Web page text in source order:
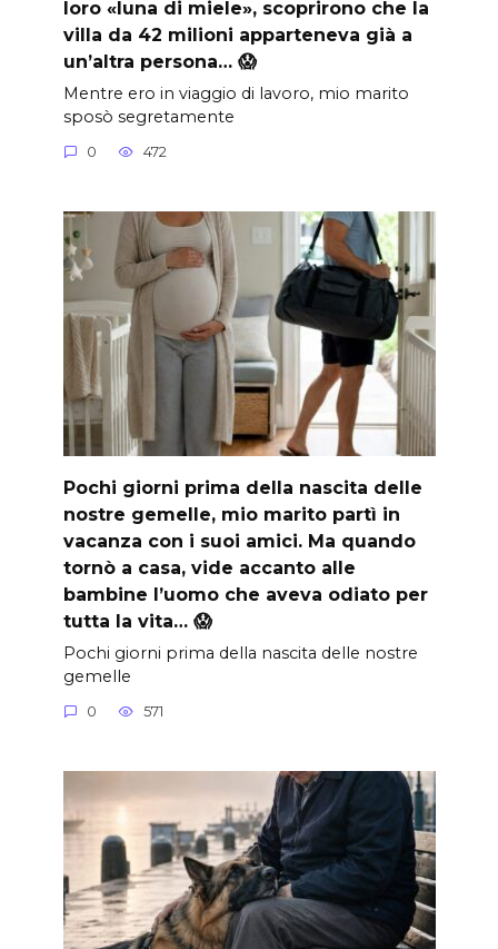
loro «luna di miele», scoprirono che la
villa da 42 milioni apparteneva già a
un’altra persona… 😱
Mentre ero in viaggio di lavoro, mio marito
sposò segretamente
0 472
Pochi giorni prima della nascita delle
nostre gemelle, mio marito partì in
vacanza con i suoi amici. Ma quando
tornò a casa, vide accanto alle
bambine l’uomo che aveva odiato per
tutta la vita… 😱
Pochi giorni prima della nascita delle nostre
gemelle
0 571